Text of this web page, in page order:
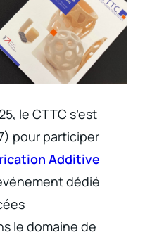
le CTTC s’est
pour participer
Additive
dédié
le domaine de